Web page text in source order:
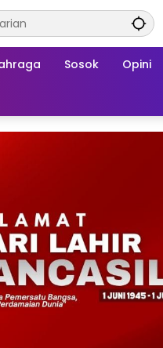
Sosok Opini